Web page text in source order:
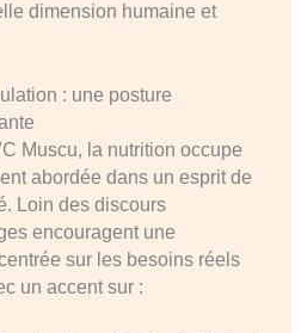
dimension humaine et
: une posture
Muscu, la nutrition occupe
abordée dans un esprit de
Loin des discours
encouragent une
sur les besoins réels
un accent sur :